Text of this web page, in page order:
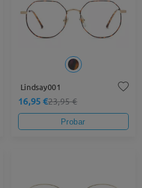
Lindsay001
16,95 €23,95 €
Probar